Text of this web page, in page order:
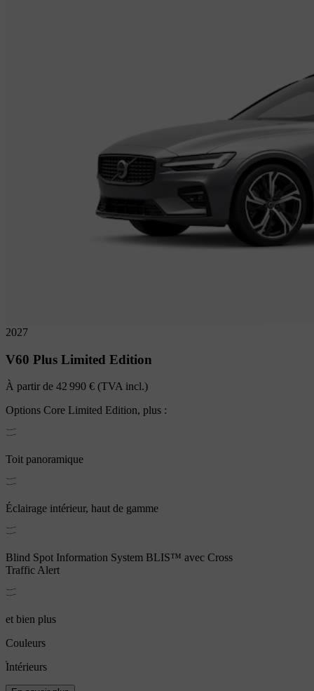
2027
V60 Plus Limited Edition
À partir de 42 990 € (TVA incl.)
Options Core Limited Edition, plus :
Toit panoramique
Éclairage intérieur, haut de gamme
Blind Spot Information System BLIS™ avec Cross
Traffic Alert
et bien plus
Couleurs
Intérieurs